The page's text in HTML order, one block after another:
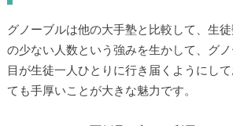
グノーブルは他の大手塾と比較して、生
の少ない人数という強みを生かして、グ
目が生徒一人ひとりに行き届くようにし
ても手厚いことが大きな魅力です。